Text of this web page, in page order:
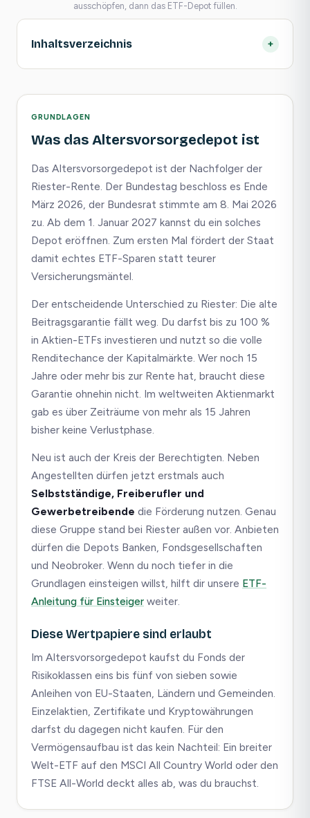
ausschöpfen, dann das ETF-Depot füllen.
Inhaltsverzeichnis +
GRUNDLAGEN
Was das Altersvorsorgedepot ist
Das Altersvorsorgedepot ist der Nachfolger der
Riester-Rente. Der Bundestag beschloss es Ende
März 2026, der Bundesrat stimmte am 8. Mai 2026
zu. Ab dem 1. Januar 2027 kannst du ein solches
Depot eröffnen. Zum ersten Mal fördert der Staat
damit echtes ETF-Sparen statt teurer
Versicherungsmäntel.
Der entscheidende Unterschied zu Riester: Die alte
Beitragsgarantie fällt weg. Du darfst bis zu 100 %
in Aktien-ETFs investieren und nutzt so die volle
Renditechance der Kapitalmärkte. Wer noch 15
Jahre oder mehr bis zur Rente hat, braucht diese
Garantie ohnehin nicht. Im weltweiten Aktienmarkt
gab es über Zeiträume von mehr als 15 Jahren
bisher keine Verlustphase.
Neu ist auch der Kreis der Berechtigten. Neben
Angestellten dürfen jetzt erstmals auch
Selbstständige, Freiberufler und
Gewerbetreibende die Förderung nutzen. Genau
diese Gruppe stand bei Riester außen vor. Anbieten
dürfen die Depots Banken, Fondsgesellschaften
und Neobroker. Wenn du noch tiefer in die
Grundlagen einsteigen willst, hilft dir unsere ETF-
Anleitung für Einsteiger weiter.
Diese Wertpapiere sind erlaubt
Im Altersvorsorgedepot kaufst du Fonds der
Risikoklassen eins bis fünf von sieben sowie
Anleihen von EU-Staaten, Ländern und Gemeinden.
Einzelaktien, Zertifikate und Kryptowährungen
darfst du dagegen nicht kaufen. Für den
Vermögensaufbau ist das kein Nachteil: Ein breiter
Welt-ETF auf den MSCI All Country World oder den
FTSE All-World deckt alles ab, was du brauchst.